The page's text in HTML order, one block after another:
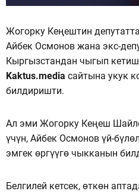
Жогорку Кеңештин
Айбек Осмонов жана экс-
Кыргызстандан чыгып
Kaktus.media сайтына укук
билдиришти.
Ал эми Жогорку Кеңеш
үчүн, Айбек Осмонов үй-
эмгек өргүүгө чыкканын
Белгилей кетсек, өткөн